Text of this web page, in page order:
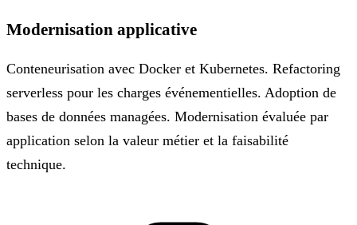
Modernisation applicative
Conteneurisation avec Docker et Kubernetes. Refactoring
serverless pour les charges événementielles. Adoption de
bases de données managées. Modernisation évaluée par
application selon la valeur métier et la faisabilité
technique.